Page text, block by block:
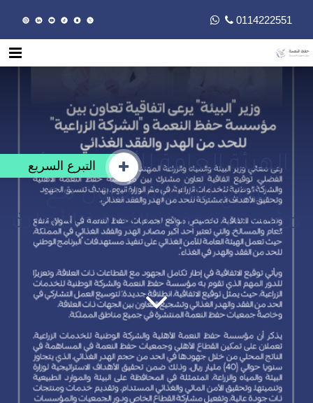
0114222551
التبرع السريع
الهيئة العامة للأمن الغذائي
توقع اتفاقية تعاون مع
مؤسسة حفظ النعمة الأهلية